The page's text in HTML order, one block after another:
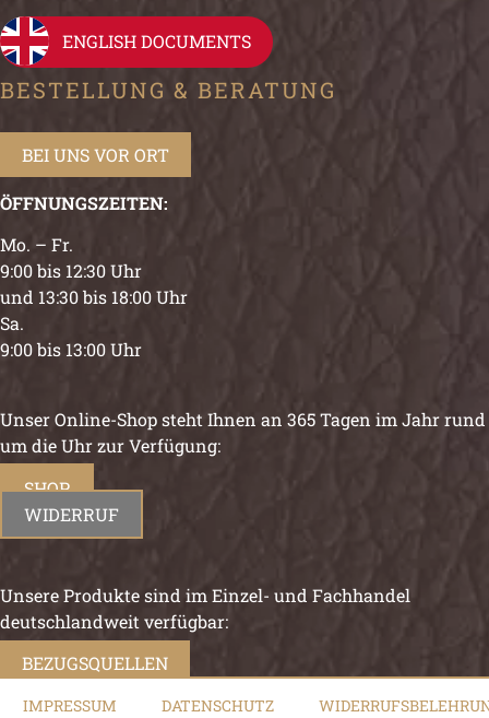
ENGLISH DOCUMENTS
BESTELLUNG & BERATUNG
BEI UNS VOR ORT
ÖFFNUNGSZEITEN:
Mo. – Fr.
9:00 bis 12:30 Uhr
und 13:30 bis 18:00 Uhr
Sa.
9:00 bis 13:00 Uhr
Unser Online-Shop steht Ihnen an 365 Tagen im Jahr rund
um die Uhr zur Verfügung:
SHOP
WIDERRUF
Unsere Produkte sind im Einzel- und Fachhandel
deutschlandweit verfügbar:
BEZUGSQUELLEN
IMPRESSUM DATENSCHUTZ